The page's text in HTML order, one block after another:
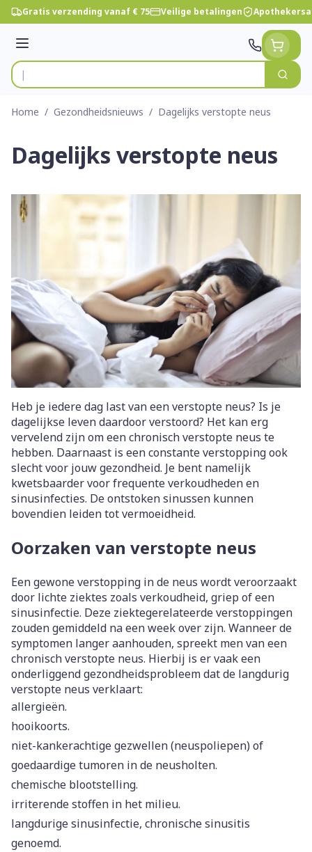
Ga naar de inhoud
Gratis verzending vanaf € 75 Veilige betalingen
Menu
Product, merk, categorie...
Zoek
Home / Gezondheidsnieuws / Dagelijks verstopte neus
Dagelijks verstopte neus
Heb je iedere dag last van een verstopte neus? Is je
dagelijkse leven daardoor verstoord? Het kan erg
vervelend zijn om een chronisch verstopte neus te
hebben. Daarnaast is een constante verstopping ook
slecht voor jouw gezondheid. Je bent namelijk
kwetsbaarder voor frequente verkoudheden en
sinusinfecties. De ontstoken sinussen kunnen
bovendien leiden tot vermoeidheid.
Oorzaken van verstopte neus
Een gewone verstopping in de neus wordt veroorzaakt
door lichte ziektes zoals verkoudheid, griep of een
sinusinfectie. Deze ziektegerelateerde verstoppingen
zouden gemiddeld na een week over zijn. Wanneer de
symptomen langer aanhouden, spreekt men van een
chronisch verstopte neus. Hierbij is er vaak een
onderliggend gezondheidsprobleem dat de langdurig
verstopte neus verklaart:
allergieën.
hooikoorts.
niet-kankerachtige gezwellen (neuspoliepen) of
goedaardige tumoren in de neusholten.
chemische blootstelling.
irriterende stoffen in het milieu.
langdurige sinusinfectie, chronische sinusitis
genoemd.